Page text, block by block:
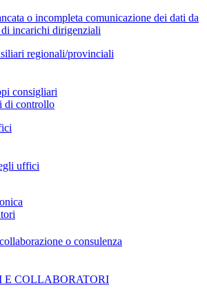
o incompleta comunicazione dei dati da
incarichi dirigenziali
regionali/provinciali
consigliari
di controllo
uffici
o consulenza
E COLLABORATORI